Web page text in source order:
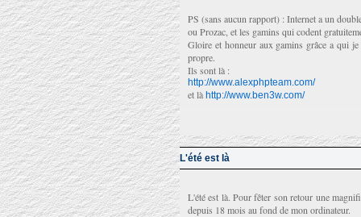
PS (sans aucun rapport) : Internet a un
ou Prozac, et les gamins qui codent
Gloire et honneur aux gamins grâce a qui
propre.
Ils sont là :
http://www.alexphpteam.com/
et là http://www.ben3w.com/
L'été est là
L'été est là. Pour fêter son retour une
depuis 18 mois au fond de mon ordinateur.